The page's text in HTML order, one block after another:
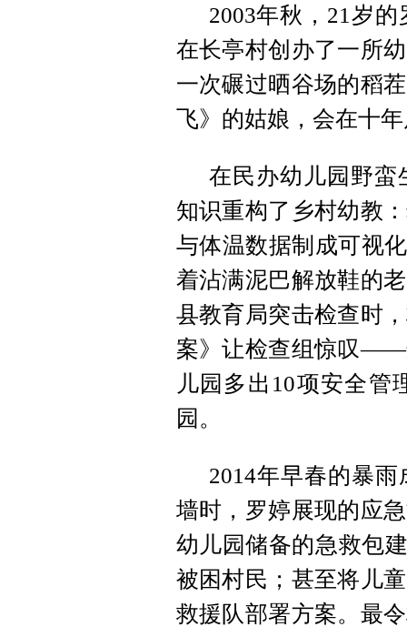
2003年秋，21岁
在长亭村创办了一所
一次碾过晒谷场的稻
飞》的姑娘，会在十
在民办幼儿园野蛮
知识重构了乡村幼教
与体温数据制成可视
着沾满泥巴解放鞋的
县教育局突击检查时
案》让检查组惊叹——
儿园多出10项安全管
园。
2014年早春的暴
墙时，罗婷展现的应
幼儿园储备的急救包
被困村民；甚至将儿
救援队部署方案。最